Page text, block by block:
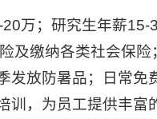
万；研究生年薪15-
及缴纳各类社会保险
放防暑品；日常免
，为员工提供丰富